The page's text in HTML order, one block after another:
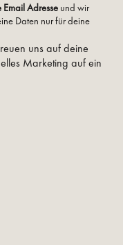
uns auf deine
Marketing auf ein
Adresseund wir
Daten nur für deine